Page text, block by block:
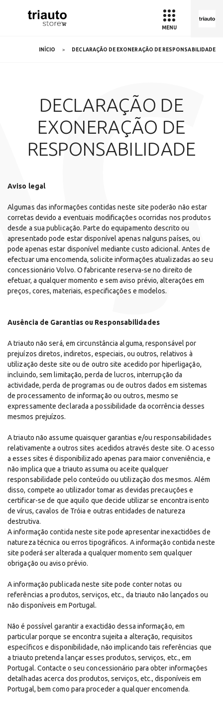
MENU
INÍCIO DECLARAÇÃO DE EXONERAÇÃO DE RESPONSABILIDADE
DECLARAÇÃO DE
EXONERAÇÃO DE
RESPONSABILIDADE
Aviso legal
Algumas das informações contidas neste site poderão não estar
corretas devido a eventuais modificações ocorridas nos produtos
desde a sua publicação. Parte do equipamento descrito ou
apresentado pode estar disponível apenas nalguns países, ou
pode apenas estar disponível mediante custo adicional. Antes de
efectuar uma encomenda, solicite informações atualizadas ao seu
concessionário Volvo. O fabricante reserva-se no direito de
efetuar, a qualquer momento e sem aviso prévio, alterações em
preços, cores, materiais, especificações e modelos.
Ausência de Garantias ou Responsabilidades
A triauto não será, em circunstância alguma, responsável por
prejuízos diretos, indiretos, especiais, ou outros, relativos à
utilização deste site ou de outro site acedido por hiperligação,
incluindo, sem limitação, perda de lucros, interrupção da
actividade, perda de programas ou de outros dados em sistemas
de processamento de informação ou outros, mesmo se
expressamente declarada a possibilidade da ocorrência desses
mesmos prejuízos.
A triauto não assume quaisquer garantias e/ou responsabilidades
relativamente a outros sites acedidos através deste site. O acesso
a esses sites é disponibilizado apenas para maior conveniência, e
não implica que a triauto assuma ou aceite qualquer
responsabilidade pelo conteúdo ou utilização dos mesmos. Além
disso, compete ao utilizador tomar as devidas precauções e
certificar-se de que aquilo que decide utilizar se encontra isento
de vírus, cavalos de Tróia e outras entidades de natureza
destrutiva.
A informação contida neste site pode apresentar inexactidões de
natureza técnica ou erros tipográficos. A informação contida neste
site poderá ser alterada a qualquer momento sem qualquer
obrigação ou aviso prévio.
A informação publicada neste site pode conter notas ou
referências a produtos, serviços, etc., da triauto não lançados ou
não disponíveis em Portugal.
Não é possível garantir a exactidão dessa informação, em
particular porque se encontra sujeita a alteração, requisitos
específicos e disponibilidade, não implicando tais referências que
a triauto pretenda lançar esses produtos, serviços, etc., em
Portugal. Contacte o seu concessionário para obter informações
detalhadas acerca dos produtos, serviços, etc., disponíveis em
Portugal, bem como para proceder a qualquer encomenda.